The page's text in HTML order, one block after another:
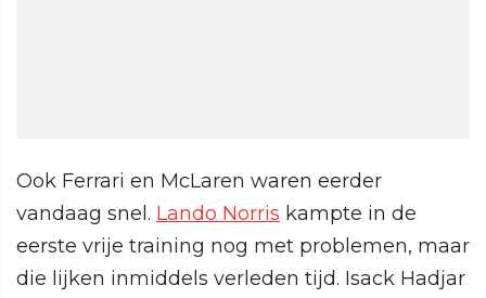
Ook Ferrari en McLaren waren eerder
vandaag snel. Lando Norris kampte in de
eerste vrije training nog met problemen, maar
die lijken inmiddels verleden tijd. Isack Hadjar